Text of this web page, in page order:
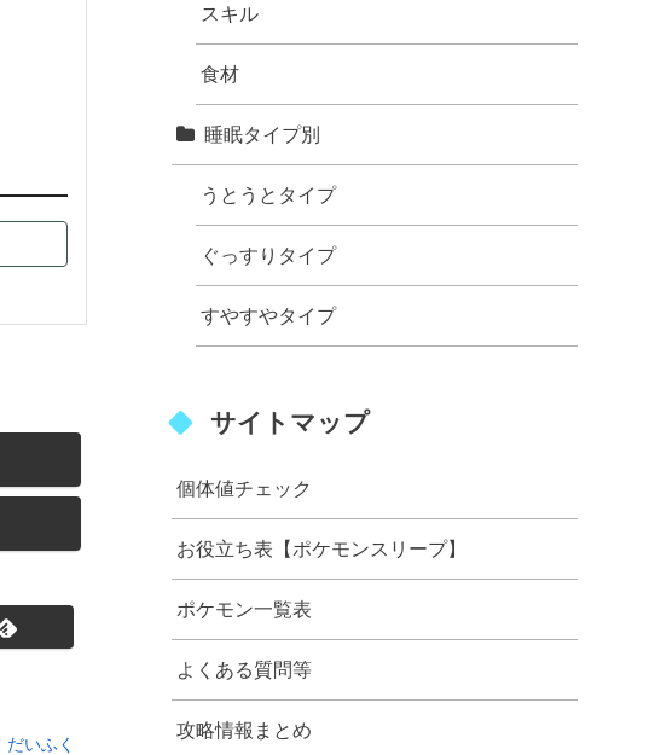
だいふく
スキル
食材
睡眠タイプ別
うとうとタイプ
ぐっすりタイプ
すやすやタイプ
サイトマップ
個体値チェック
お役立ち表【ポケモンスリープ】
ポケモン一覧表
よくある質問等
攻略情報まとめ